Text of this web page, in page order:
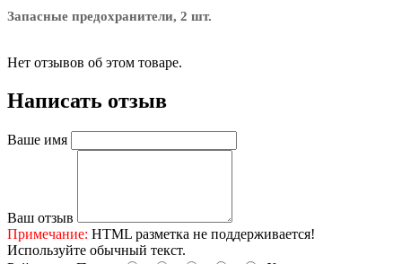
Запасные предохранители, 2 шт.
Нет отзывов об этом товаре.
Написать отзыв
Ваше имя
Ваш отзыв
Примечание: HTML разметка не поддерживается!
Используйте обычный текст.